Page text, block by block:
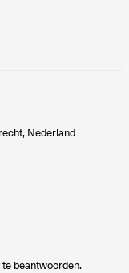
Nederland
beantwoorden.